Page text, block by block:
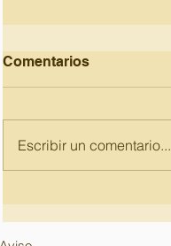
Comentarios
Escribir un comentario...